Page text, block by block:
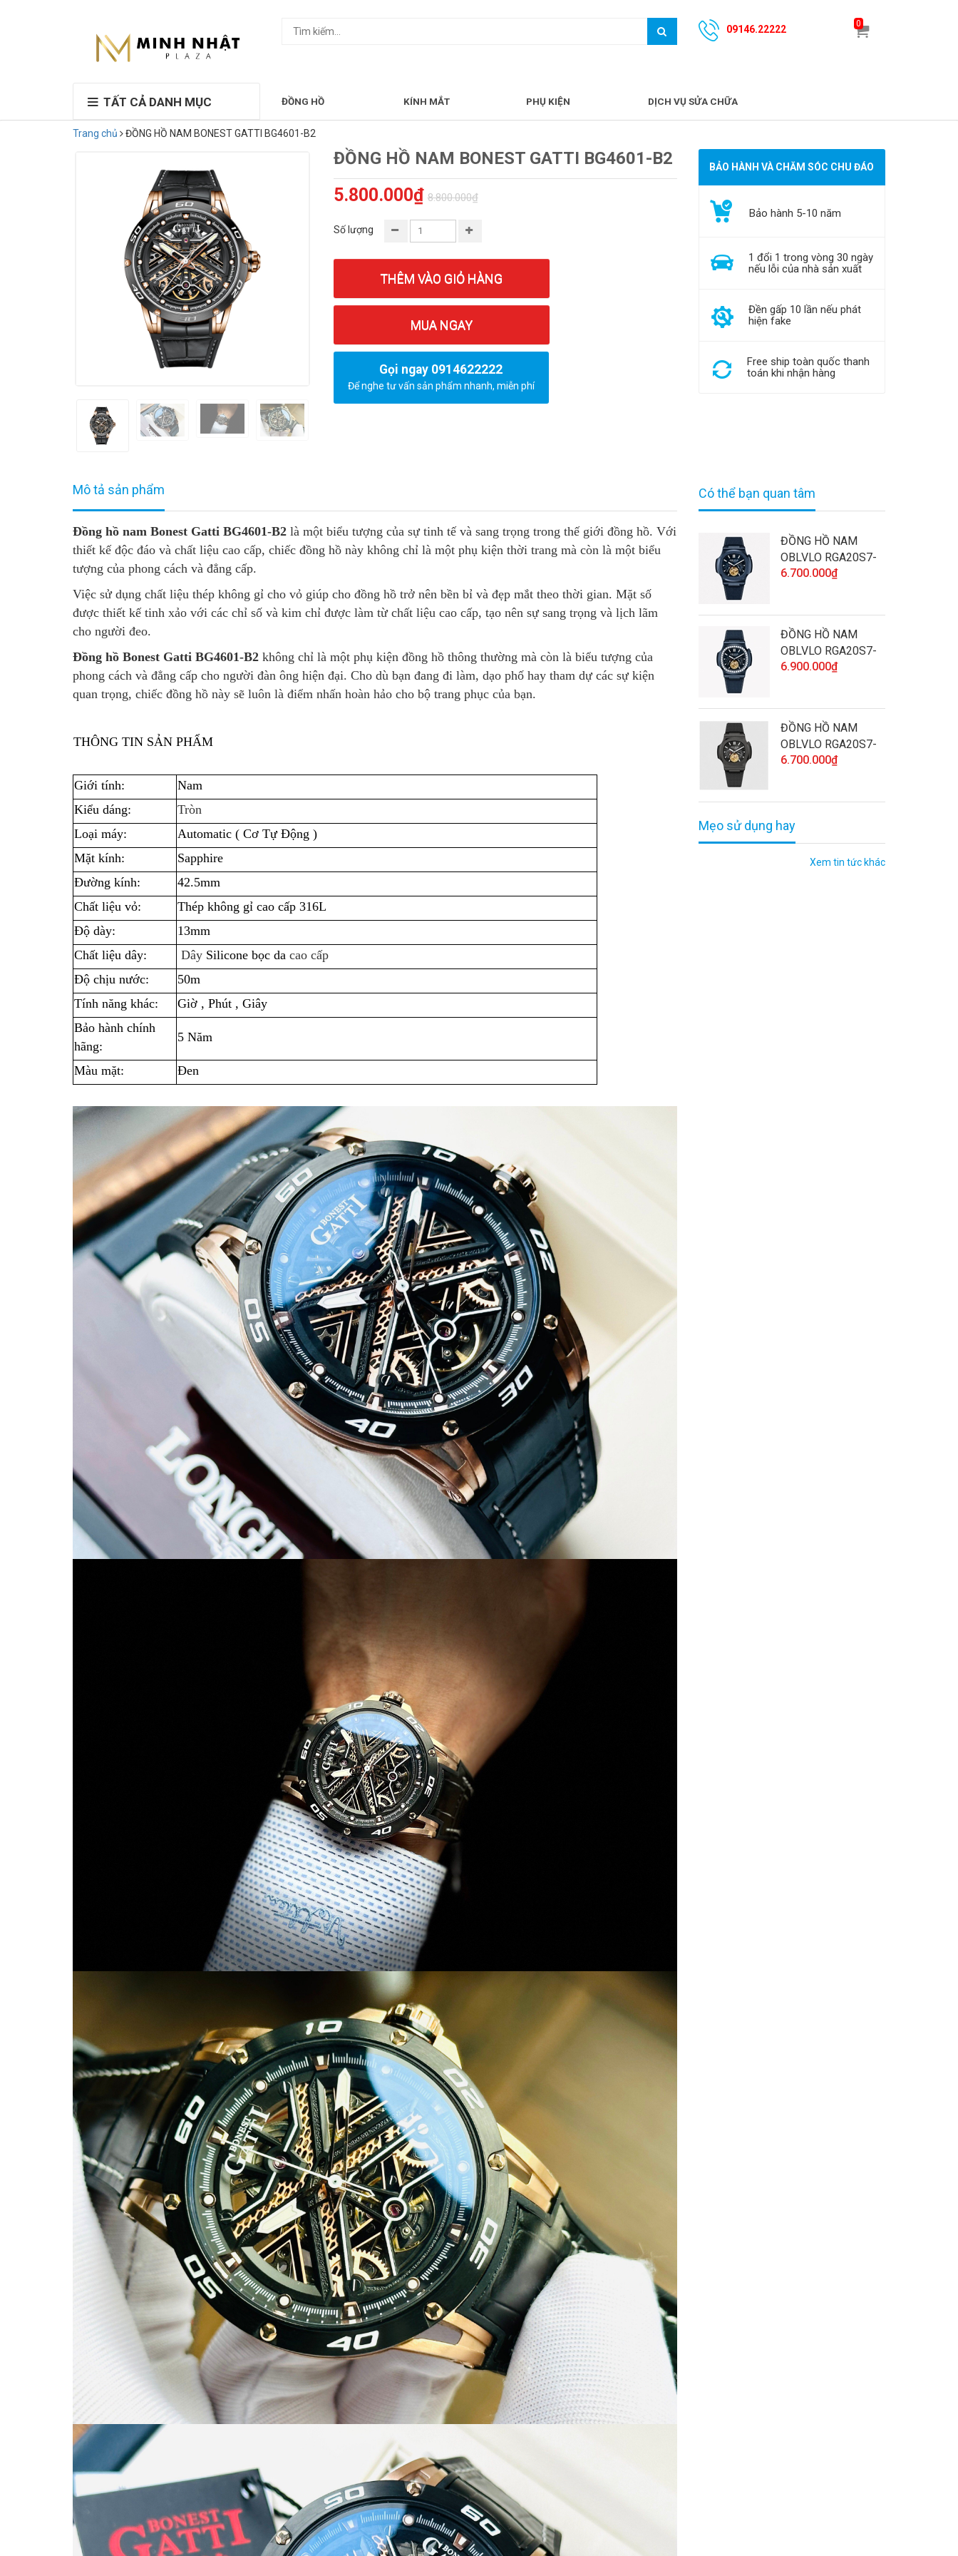
09146.22222
0
TẤT CẢ DANH MỤC ĐỒNG HỒ KÍNH MẮT PHỤ KIỆN DỊCH VỤ SỬA CHỮA
Trang chủ ĐỒNG HỒ NAM BONEST GATTI BG4601-B2
ĐỒNG HỒ NAM BONEST GATTI BG4601-B2
5.800.000₫ 8.800.000₫
Số lượng
THÊM VÀO GIỎ HÀNG
MUA NGAY
Gọi ngay 0914622222
Để nghe tư vấn sản phẩm nhanh, miễn phí
BẢO HÀNH VÀ CHĂM SÓC CHU ĐÁO
Bảo hành 5-10 năm
1 đổi 1 trong vòng 30 ngày
nếu lỗi của nhà sản xuất
Đền gấp 10 lần nếu phát
hiện fake
Free ship toàn quốc thanh
toán khi nhận hàng
Mô tả sản phẩm
Đồng hồ nam Bonest Gatti BG4601-B2 là một biểu tượng của sự tinh tế và sang trọng trong thế giới đồng hồ. Với
thiết kế độc đáo và chất liệu cao cấp, chiếc đồng hồ này không chỉ là một phụ kiện thời trang mà còn là một biểu
tượng của phong cách và đẳng cấp.
Việc sử dụng chất liệu thép không gỉ cho vỏ giúp cho đồng hồ trở nên bền bỉ và đẹp mắt theo thời gian. Mặt số
được thiết kế tinh xảo với các chỉ số và kim chỉ được làm từ chất liệu cao cấp, tạo nên sự sang trọng và lịch lãm
cho người đeo.
Đồng hồ Bonest Gatti BG4601-B2 không chỉ là một phụ kiện đồng hồ thông thường mà còn là biểu tượng của
phong cách và đẳng cấp cho người đàn ông hiện đại. Cho dù bạn đang đi làm, dạo phố hay tham dự các sự kiện
quan trọng, chiếc đồng hồ này sẽ luôn là điểm nhấn hoàn hảo cho bộ trang phục của bạn.
THÔNG TIN SẢN PHẨM
Giới tính:
Nam
Kiểu dáng:
Tròn
Loại máy:
Automatic ( Cơ Tự Động )
Mặt kính:
Sapphire
Đường kính:
42.5mm
Chất liệu vỏ:
Thép không gỉ cao cấp 316L
Độ dày:
13mm
Chất liệu dây:
Dây Silicone bọc da cao cấp
Độ chịu nước:
50m
Tính năng khác:
Giờ , Phút , Giây
Bảo hành chính
hãng:
5 Năm
Màu mặt: Đen
Có thể bạn quan tâm
ĐỒNG HỒ NAM
OBLVLO RGA20S7-
SLLL CHÍNH HÃNG
6.700.000₫
ĐỒNG HỒ NAM
OBLVLO RGA20S7-
D-SLLL CHÍNH
6.900.000₫
ĐỒNG HỒ NAM
OBLVLO RGA20S7-
BBBL CHÍNH HÃNG
6.700.000₫
Mẹo sử dụng hay
Xem tin tức khác